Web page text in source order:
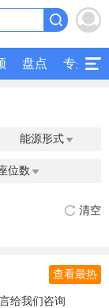
盘点 专题
能源形式 
位数 
清空
查看最热
给我们咨询